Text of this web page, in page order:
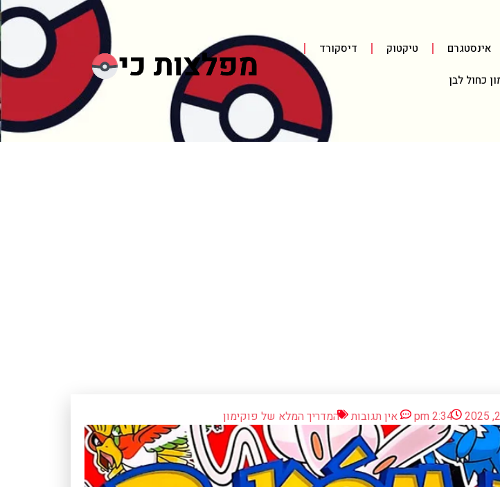
אינסטגרם טיקטוק דיסקורד
כחול לבן
2:34 pm אין תגובות המדריך המלא של פוקימון